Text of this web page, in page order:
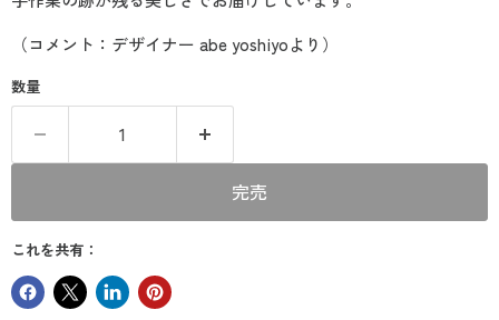
（コメント：デザイナー abe yoshiyoより）
数量
完売
これを共有：